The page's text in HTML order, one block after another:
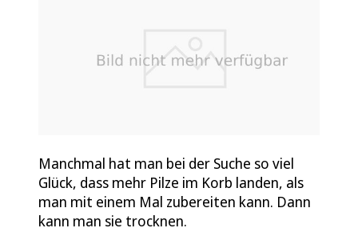
Manchmal hat man bei der Suche so viel
Glück, dass mehr Pilze im Korb landen, als
man mit einem Mal zubereiten kann. Dann
kann man sie trocknen.